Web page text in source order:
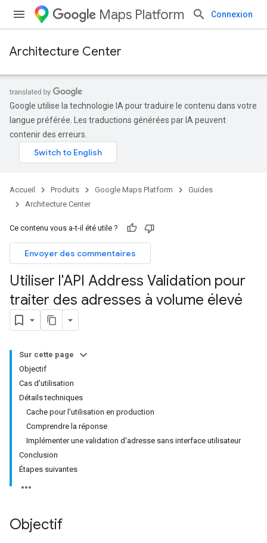
Maps Platform Connexion
Architecture Center
Google utilise la technologie IA pour traduire le contenu dans votre
langue préférée. Les traductions générées par IA peuvent
contenir des erreurs.
Accueil Produits Google Maps Platform
Guides
Architecture Center
Ce contenu vous a-t-il été utile ?
Envoyer des commentaires
Utiliser l'API Address Validation pour
traiter des adresses à volume élevé
Sur cette page
Objectif
Cas d'utilisation
Détails techniques
Cache pour l'utilisation en production
Comprendre la réponse
Implémenter une validation d'adresse sans interface utilisateur
Conclusion
Étapes suivantes
Objectif